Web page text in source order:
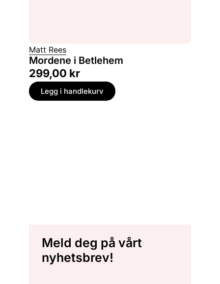
Matt Rees
Mordene i Betlehem
299,00 kr
Legg i handlekurv
Meld deg på vårt
nyhetsbrev!